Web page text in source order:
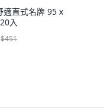
直式名牌 95 x
入
$451